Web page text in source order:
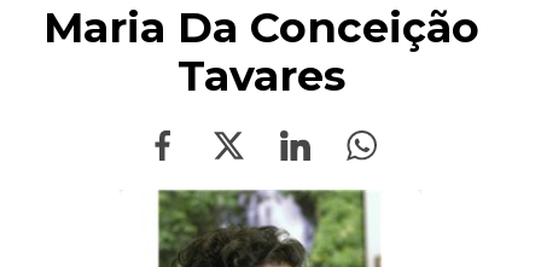
Maria Da Conceição
Tavares